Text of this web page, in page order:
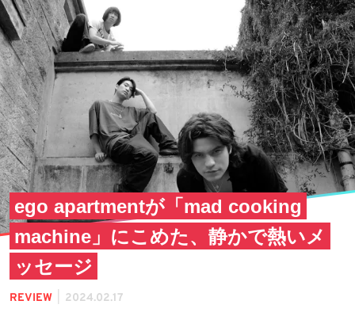
ego apartmentが「mad cooking
machine」にこめた、静かで熱いメ
ッセージ
REVIEW 2024.02.17